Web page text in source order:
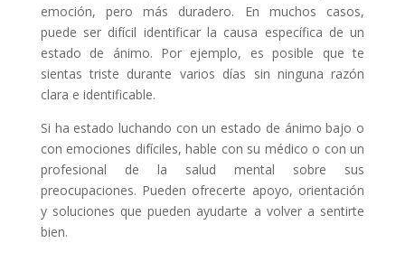
emoción, pero más duradero. En muchos casos,
puede ser difícil identificar la causa específica de un
estado de ánimo. Por ejemplo, es posible que te
sientas triste durante varios días sin ninguna razón
clara e identificable.
Si ha estado luchando con un estado de ánimo bajo o
con emociones difíciles, hable con su médico o con un
profesional de la salud mental sobre sus
preocupaciones. Pueden ofrecerte apoyo, orientación
y soluciones que pueden ayudarte a volver a sentirte
bien.